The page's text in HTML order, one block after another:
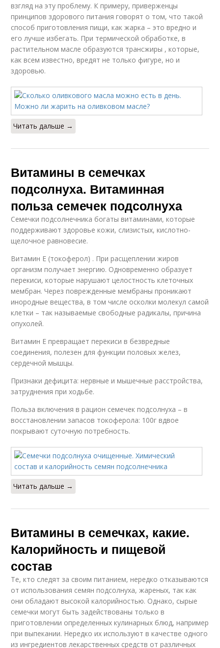
взгляд на эту проблему. К примеру, приверженцы
принципов здорового питания говорят о том, что такой
способ приготовления пищи, как жарка – это вредно и
его лучше избегать. При термической обработке, в
растительном масле образуются трансжиры , которые,
как всем известно, вредят не только фигуре, но и
здоровью.
Читать дальше →
Витамины в семечках
подсолнуха. Витаминная
польза семечек подсолнуха
Семечки подсолнечника богаты витаминами, которые
поддерживают здоровье кожи, слизистых, кислотно-
щелочное равновесие.
Витамин Е (токоферол) . При расщеплении жиров
организм получает энергию. Одновременно образует
перекиси, которые нарушают целостность клеточных
мембран. Через поврежденные мембраны проникают
инородные вещества, в том числе осколки молекул самой
клетки – так называемые свободные радикалы, причина
опухолей.
Витамин Е превращает перекиси в безвредные
соединения, полезен для функции половых желез,
сердечной мышцы.
Признаки дефицита: нервные и мышечные расстройства,
затруднения при ходьбе.
Польза включения в рацион семечек подсолнуха – в
восстановлении запасов токоферола: 100г вдвое
покрывают суточную потребность.
Читать дальше →
Витамины в семечках, какие.
Калорийность и пищевой
состав
Те, кто следят за своим питанием, нередко отказываются
от использования семян подсолнуха, жареных, так как
они обладают высокой калорийностью. Однако, сырые
семечки могут быть задействованы только в
приготовлении определенных кулинарных блюд, например
при выпекании. Нередко их используют в качестве одного
из ингредиентов лекарственных средств от различных